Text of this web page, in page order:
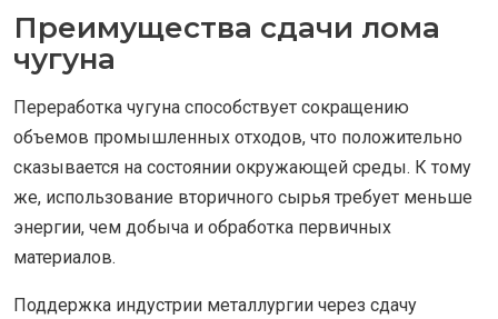
Преимущества сдачи лома
чугуна
Переработка чугуна способствует сокращению
объемов промышленных отходов, что положительно
сказывается на состоянии окружающей среды. К тому
же, использование вторичного сырья требует меньше
энергии, чем добыча и обработка первичных
материалов.
Поддержка индустрии металлургии через сдачу